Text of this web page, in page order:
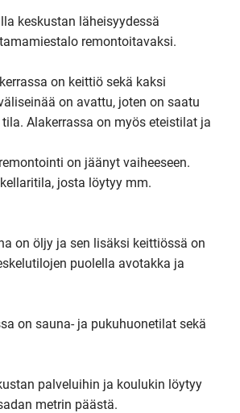
keskustan läheisyydessä
remontoitavaksi.
on keittiö sekä kaksi
on avattu, joten on saatu
Alakerrassa on myös eteistilat ja
on jäänyt vaiheeseen.
josta löytyy mm.
on öljy ja sen lisäksi keittiössä on
puolella avotakka ja
on sauna- ja pukuhuonetilat sekä
palveluihin ja koulukin löytyy
metrin päästä.